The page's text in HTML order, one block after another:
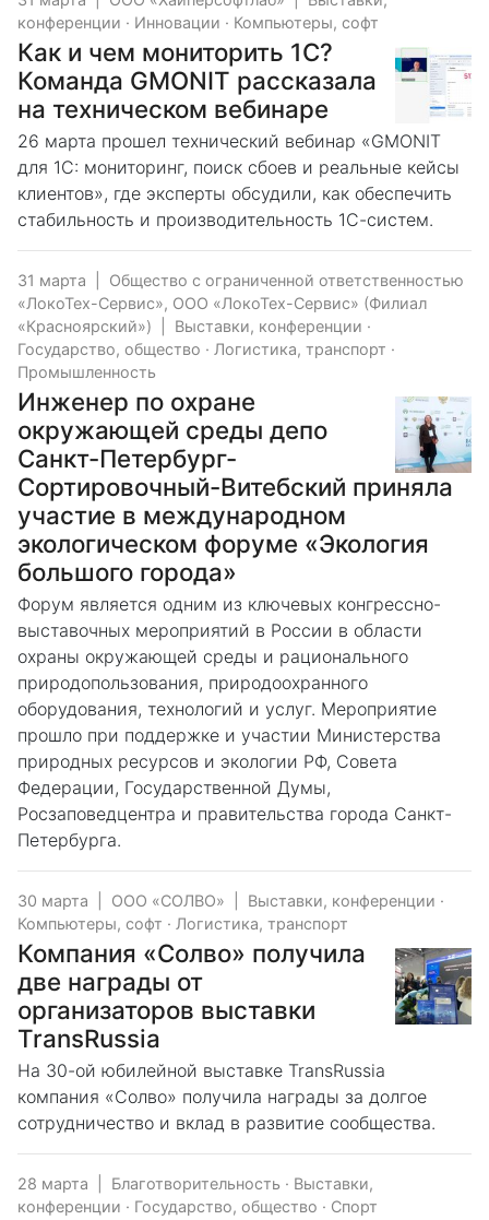
конференции · Инновации · Компьютеры, софт
Как и чем мониторить 1С?
Команда GMONIT рассказала
на техническом вебинаре
26 марта прошел технический вебинар «GMONIT
для 1С: мониторинг, поиск сбоев и реальные кейсы
клиентов», где эксперты обсудили, как обеспечить
стабильность и производительность 1С-систем.
31 марта
Общество с ограниченной ответственностью
«ЛокоТех-Сервис», ООО «ЛокоТех-Сервис» (Филиал
«Красноярский»)
Выставки, конференции ·
Государство, общество · Логистика, транспорт ·
Промышленность
Инженер по охране
окружающей среды депо
Санкт-Петербург-
Сортировочный-Витебский приняла
участие в международном
экологическом форуме «Экология
большого города»
Форум является одним из ключевых конгрессно-
выставочных мероприятий в России в области
охраны окружающей среды и рационального
природопользования, природоохранного
оборудования, технологий и услуг. Мероприятие
прошло при поддержке и участии Министерства
природных ресурсов и экологии РФ, Совета
Федерации, Государственной Думы,
Росзаповедцентра и правительства города Санкт-
Петербурга.
30 марта ООО «СОЛВО» Выставки, конференции ·
Компьютеры, софт · Логистика, транспорт
Компания «Солво» получила
две награды от
организаторов выставки
TransRussia
На 30-ой юбилейной выставке TransRussia
компания «Солво» получила награды за долгое
сотрудничество и вклад в развитие сообщества.
28 марта Благотворительность · Выставки,
конференции · Государство, общество · Спорт